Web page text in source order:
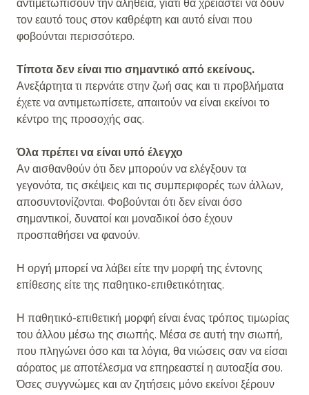
τον εαυτό τους στον καθρέφτη και αυτό είναι που
φοβούνται περισσότερο.
Τίποτα δεν είναι πιο σημαντικό από εκείνους.
Ανεξάρτητα τι περνάτε στην ζωή σας και τι προβλήματα
έχετε να αντιμετωπίσετε, απαιτούν να είναι εκείνοι το
κέντρο της προσοχής σας.
Όλα πρέπει να είναι υπό έλεγχο
Αν αισθανθούν ότι δεν μπορούν να ελέγξουν τα
γεγονότα, τις σκέψεις και τις συμπεριφορές των άλλων,
αποσυντονίζονται. Φοβούνται ότι δεν είναι όσο
σημαντικοί, δυνατοί και μοναδικοί όσο έχουν
προσπαθήσει να φανούν.
Η οργή μπορεί να λάβει είτε την μορφή της έντονης
επίθεσης είτε της παθητικο-επιθετικότητας.
Η παθητικό-επιθετική μορφή είναι ένας τρόπος τιμωρίας
του άλλου μέσω της σιωπής. Μέσα σε αυτή την σιωπή,
που πληγώνει όσο και τα λόγια, θα νιώσεις σαν να είσαι
αόρατος με αποτέλεσμα να επηρεαστεί η αυτοαξία σου.
Όσες συγγνώμες και αν ζητήσεις μόνο εκείνοι ξέρουν